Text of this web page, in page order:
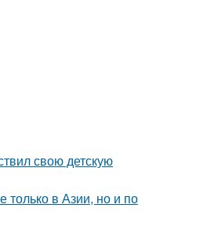
свою детскую
только в Азии, но и по